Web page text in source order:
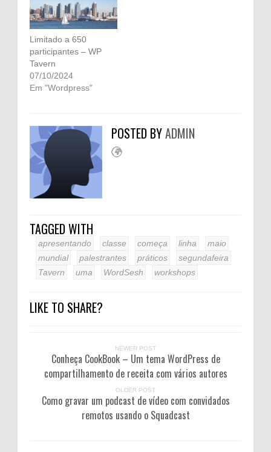
Limitado a 650
participantes – WP
Tavern
07/10/2024
Em "Wordpress"
POSTED BYADMIN
TAGGED WITH
apresentando classe começa linha
maio
mundial
palestrantes práticos
segundafeira
Tavern
uma WordSesh workshops
LIKE TO SHARE?
NEWER POST
Conheça CookBook – Um tema WordPress de
compartilhamento de receita com vários autores
OLDER POST
Como gravar um podcast de vídeo com convidados
remotos usando o Squadcast